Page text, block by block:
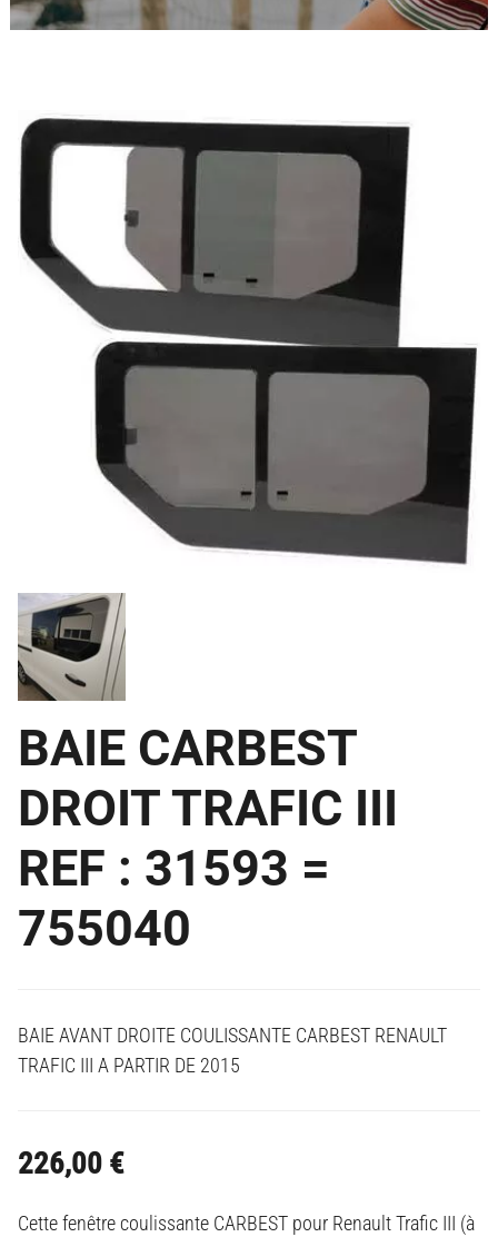
BAIE CARBEST
DROIT TRAFIC III
REF : 31593 =
755040
BAIE AVANT DROITE COULISSANTE CARBEST RENAULT
TRAFIC III A PARTIR DE 2015
226,00 €
Cette fenêtre coulissante CARBEST pour Renault Trafic III (à